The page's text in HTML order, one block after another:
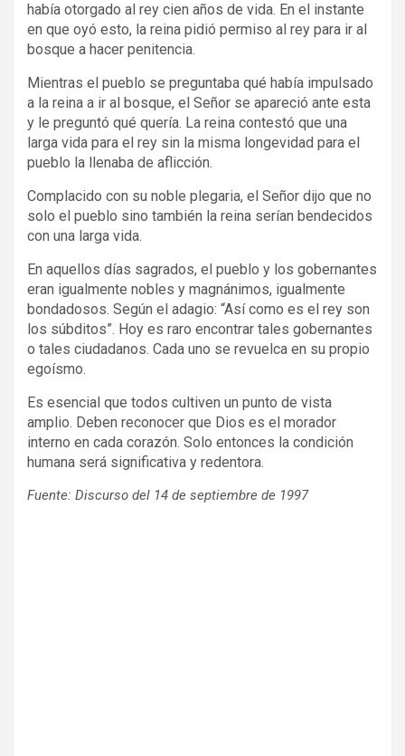
había otorgado al rey cien años de vida. En el instante
en que oyó esto, la reina pidió permiso al rey para ir al
bosque a hacer penitencia.
Mientras el pueblo se preguntaba qué había impulsado
a la reina a ir al bosque, el Señor se apareció ante esta
y le preguntó qué quería. La reina contestó que una
larga vida para el rey sin la misma longevidad para el
pueblo la llenaba de aflicción.
Complacido con su noble plegaria, el Señor dijo que no
solo el pueblo sino también la reina serían bendecidos
con una larga vida.
En aquellos días sagrados, el pueblo y los gobernantes
eran igualmente nobles y magnánimos, igualmente
bondadosos. Según el adagio: “Así como es el rey son
los súbditos”. Hoy es raro encontrar tales gobernantes
o tales ciudadanos. Cada uno se revuelca en su propio
egoísmo.
Es esencial que todos cultiven un punto de vista
amplio. Deben reconocer que Dios es el morador
interno en cada corazón. Solo entonces la condición
humana será significativa y redentora.
Fuente: Discurso del 14 de septiembre de 1997